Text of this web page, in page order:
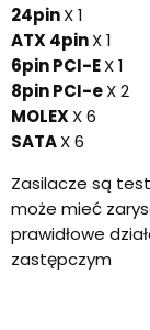
24pinX 1
ATX 4pinX 1
6pin PCI-EX 1
8pin PCI-eX 2
MOLEXX 6
SATAX 6
Zasilacze są
może mieć
prawidłowe
zastępczym